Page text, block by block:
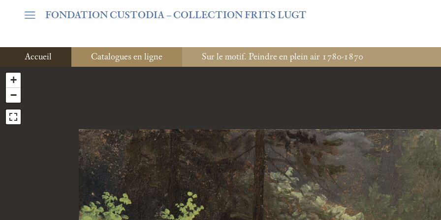
Warning: Undefined array key "var_mode" in/home/clients/06cf3fb6db0bf3383064f508e4e3b220/sites/fondationcustodia.fr/
FONDATION CUSTODIA– COLLECTION FRITS LUGT
Accueil Catalogues en ligne Sur le motif. Peindre en plein air 1780-1870
+
−